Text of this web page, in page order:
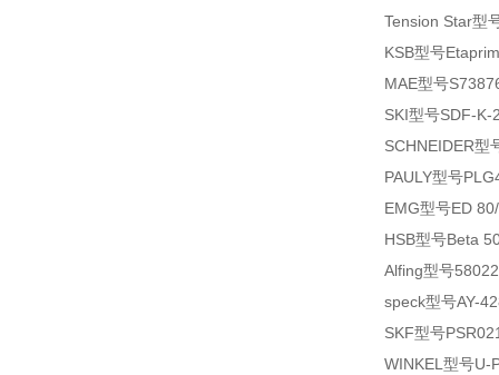
Tension Star型
KSB型号
MAE型号
SKI型号SDF-
SCHNEIDER型
PAULY型号
EMG型号ED
HSB型号Beta
Alfing型号
speck型号AY-
SKF型号
WINKEL型号U-